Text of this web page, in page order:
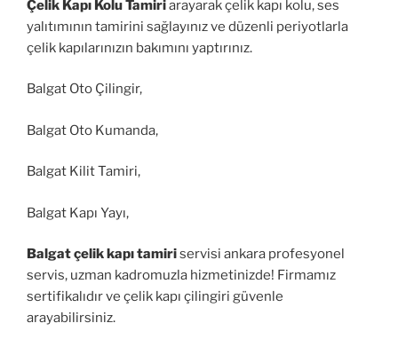
Çelik Kapı Kolu Tamiriarayarak çelik kapı kolu, ses
yalıtımının tamirini sağlayınız ve düzenli periyotlarla
çelik kapılarınızın bakımını yaptırınız.
Balgat Oto Çilingir,
Balgat Oto Kumanda,
Balgat Kilit Tamiri,
Balgat Kapı Yayı,
Balgat çelik kapı tamiriservisi ankara profesyonel
servis, uzman kadromuzla hizmetinizde! Firmamız
sertifikalıdır ve çelik kapı çilingiri güvenle
arayabilirsiniz.